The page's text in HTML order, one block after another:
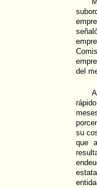
del
su
que